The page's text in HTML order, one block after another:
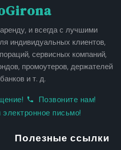
и всегда с лучшими
индивидуальных клиентов,
сервисных компаний,
промоутеров, держателей
и т. д.
Позвоните нам!
письмо!
Полезные ссылки